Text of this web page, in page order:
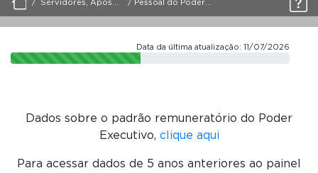
Servidores, Aposentados e Pensionistas Pessoal do Poder Executivo (Gov-RS)
Data da última atualização: 11/07/2026
Dados sobre o padrão remuneratório do Poder
Executivo, clique aqui
Para acessar dados de 5 anos anteriores ao painel